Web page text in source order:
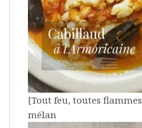
[Tout feu, toutes flammes
mélan